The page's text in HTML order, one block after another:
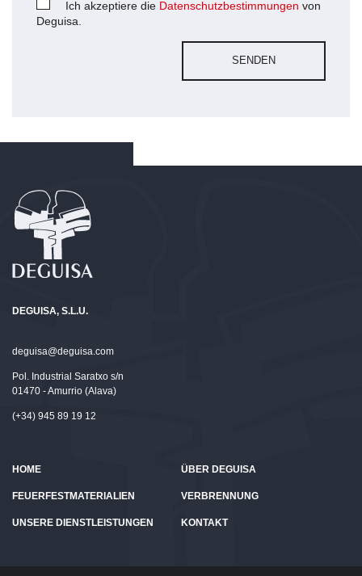
Ich akzeptiere die Datenschutzbestimmungen von
Deguisa.
DEGUISA, S.L.U.
deguisa@deguisa.com
Pol. Industrial Saratxo s/n
01470 - Amurrio (Alava)
(+34) 945 89 19 12
HOME ÜBER DEGUISA
FEUERFESTMATERIALIEN VERBRENNUNG
UNSERE DIENSTLEISTUNGEN KONTAKT